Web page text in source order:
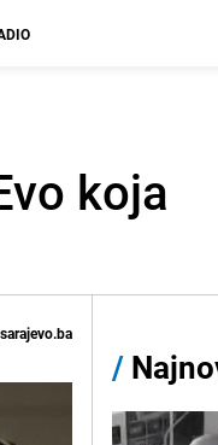
koja
/